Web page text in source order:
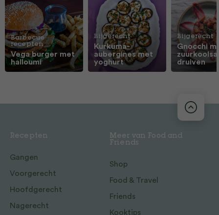
Barbecue
recepten
Vega burger met
halloumi
Bijgerecht
Kurkuma-
aubergines met
yoghurt
Bijgerecht
Gnocchi
druiven
Recepten
Gangen
Voorgerecht
Hoofdgerecht
Nagerecht
Meer van Food and
Friends
Shop
Food & Travel
Friends
Kooktips